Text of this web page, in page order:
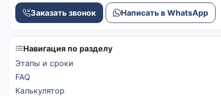
Заказать звонок Написать в WhatsApp
Навигация по разделу
Этапы и сроки
FAQ
Калькулятор